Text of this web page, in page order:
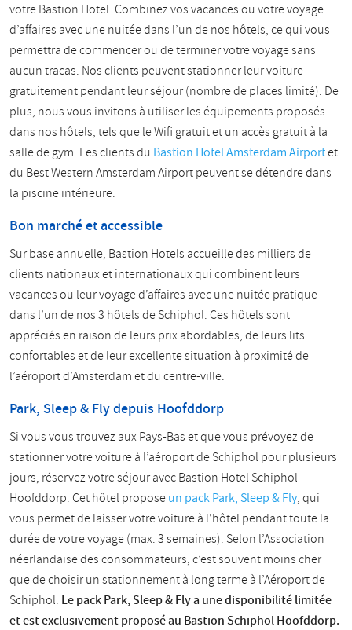
votre Bastion Hotel. Combinez vos vacances ou votre voyage
d’affaires avec une nuitée dans l’un de nos hôtels, ce qui vous
permettra de commencer ou de terminer votre voyage sans
aucun tracas. Nos clients peuvent stationner leur voiture
gratuitement pendant leur séjour (nombre de places limité). De
plus, nous vous invitons à utiliser les équipements proposés
dans nos hôtels, tels que le Wifi gratuit et un accès gratuit à la
salle de gym. Les clients du Bastion Hotel Amsterdam Airportet
du Best Western Amsterdam Airport peuvent se détendre dans
la piscine intérieure.
Bon marché et accessible
Sur base annuelle, Bastion Hotels accueille des milliers de
clients nationaux et internationaux qui combinent leurs
vacances ou leur voyage d’affaires avec une nuitée pratique
dans l’un de nos 3 hôtels de Schiphol. Ces hôtels sont
appréciés en raison de leurs prix abordables, de leurs lits
confortables et de leur excellente situation à proximité de
l’aéroport d’Amsterdam et du centre-ville.
Park, Sleep & Flydepuis Hoofddorp
Si vous vous trouvez aux Pays-Bas et que vous prévoyez de
stationner votre voiture à l’aéroport de Schiphol pour plusieurs
jours, réservez votre séjour avec Bastion Hotel Schiphol
Hoofddorp. Cet hôtel proposeun pack Park, Sleep & Fly, qui
vous permet de laisser votre voiture à l’hôtel pendant toute la
durée de votre voyage (max. 3 semaines). Selon l’Association
néerlandaise des consommateurs, c’est souvent moins cher
que de choisir un stationnement à long terme à l’Aéroport de
Schiphol. Le pack Park, Sleep & Fly a une disponibilité limitée
et est exclusivement proposé au Bastion Schiphol Hoofddorp.